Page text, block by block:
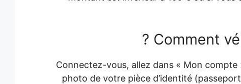
Comment
Connectez-vous, allez dans « Mon
photo de votre pièce d’identité